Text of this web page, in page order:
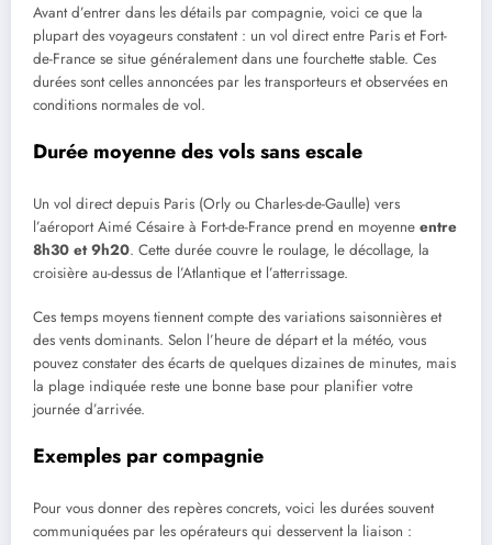
Avant d’entrer dans les détails par compagnie, voici ce que la
plupart des voyageurs constatent : un vol direct entre Paris et Fort-
de-France se situe généralement dans une fourchette stable. Ces
durées sont celles annoncées par les transporteurs et observées en
conditions normales de vol.
Durée moyenne des vols sans escale
Un vol direct depuis Paris (Orly ou Charles-de-Gaulle) vers
l’aéroport Aimé Césaire à Fort-de-France prend en moyenne entre
8h30 et 9h20. Cette durée couvre le roulage, le décollage, la
croisière au-dessus de l’Atlantique et l’atterrissage.
Ces temps moyens tiennent compte des variations saisonnières et
des vents dominants. Selon l’heure de départ et la météo, vous
pouvez constater des écarts de quelques dizaines de minutes, mais
la plage indiquée reste une bonne base pour planifier votre
journée d’arrivée.
Exemples par compagnie
Pour vous donner des repères concrets, voici les durées souvent
communiquées par les opérateurs qui desservent la liaison :